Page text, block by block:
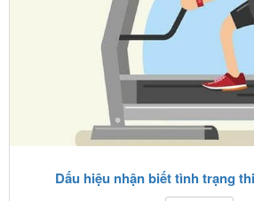
Dấu hiệu nhận biết tình trạng